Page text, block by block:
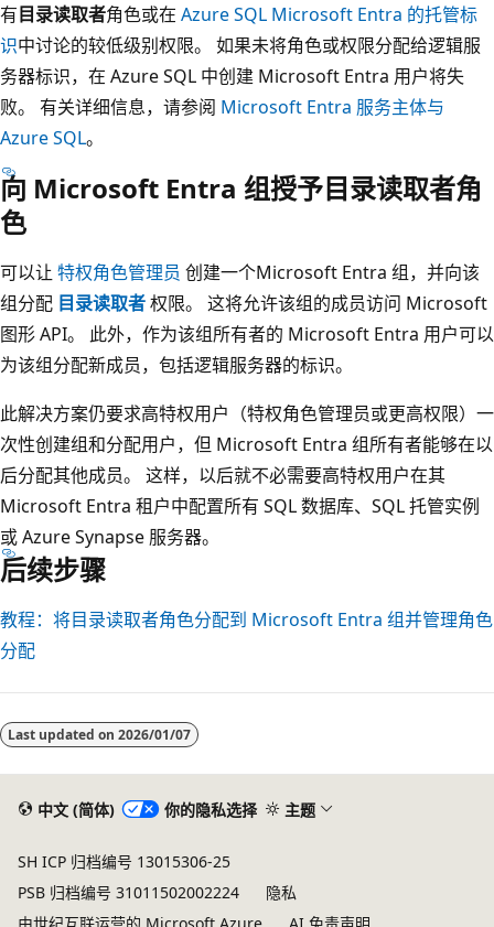
有目录读取者角色或在 Azure SQL Microsoft Entra 的托管标
识中讨论的较低级别权限。 如果未将角色或权限分配给逻辑服
务器标识，在 Azure SQL 中创建 Microsoft Entra 用户将失
败。 有关详细信息，请参阅 Microsoft Entra 服务主体与
Azure SQL。
向 Microsoft Entra 组授予目录读取者角
色
可以让 特权角色管理员 创建一个Microsoft Entra 组，并向该
组分配 目录读取者权限。 这将允许该组的成员访问 Microsoft
图形 API。 此外，作为该组所有者的 Microsoft Entra 用户可以
为该组分配新成员，包括逻辑服务器的标识。
此解决方案仍要求高特权用户（特权角色管理员或更高权限）一
次性创建组和分配用户，但 Microsoft Entra 组所有者能够在以
后分配其他成员。 这样，以后就不必需要高特权用户在其
Microsoft Entra 租户中配置所有 SQL 数据库、SQL 托管实例
或 Azure Synapse 服务器。
后续步骤
教程：将目录读取者角色分配到 Microsoft Entra 组并管理角色
分配
模
式
Last updated on 2026/01/07
中文 (简体) 你的隐私选择 主题
SH ICP 归档编号 13015306-25
PSB 归档编号 31011502002224
隐私